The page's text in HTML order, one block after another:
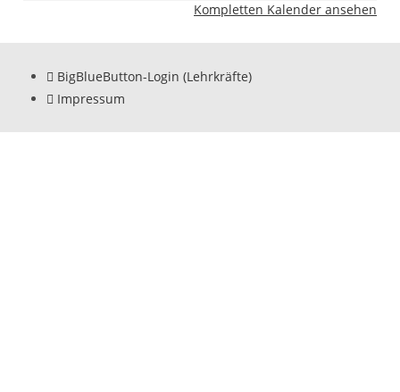
Kompletten Kalender ansehen
BigBlueButton-Login (Lehrkräfte)
Impressum